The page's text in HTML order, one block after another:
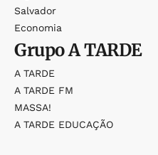
Salvador
Economia
GrupoA TARDE
A TARDE
A TARDE FM
MASSA!
A TARDE EDUCAÇÃO